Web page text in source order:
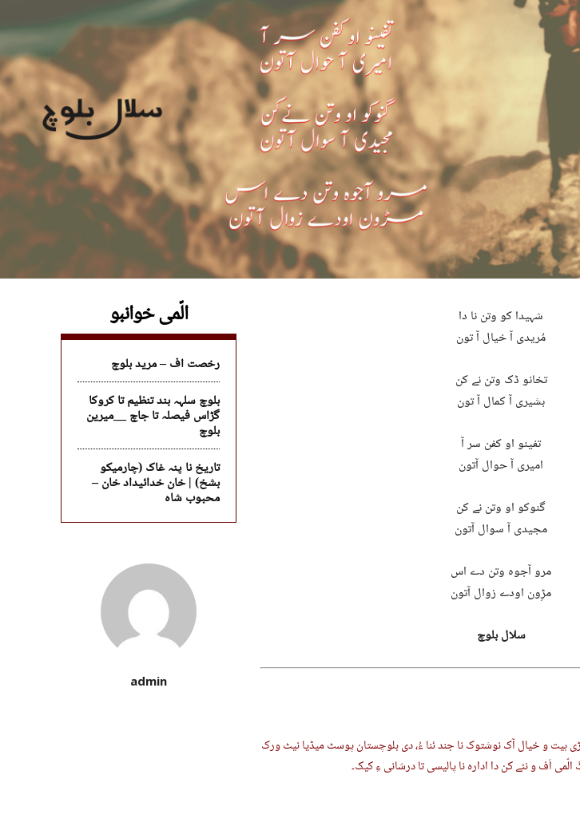
الّمی خوانبو
رخصت اف – مرید بلوچ
بلوچ سلہہ بند تنظیم تا کروکا
گڑاس فیصلہ تا جاچ __میرین
بلوچ
تاریخ نا پنہ غاک (چارمیکو
بشخ) | خان خدائیداد خان –
محبوب شاہ
admin
شہیدا کو وتن نا دا
مُریدی آ خیال آ تون
تخانو ڈک وتن نے کن
بشیری آ کمال آ تون
تفینو او کفن سر آ
امیری آ حوال آتون
گنوکو او وتن نے کن
مجیدی آ سوال آتون
مرو آجوہ وتن دے اس
مڑِون اودے زوال آتون
سلال بلوچ
ہیت و خیال آک نوشتوک نا جند ئنا ءُ، دی بلوچستان پوسٹ میڈیا نیٹ ورک
الّمی اَف و نئے کن دا ادارہ نا پالیسی تا درشانی ءِ کیک۔